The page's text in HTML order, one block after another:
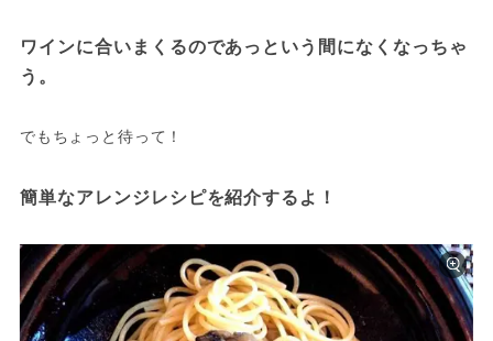
ワインに合いまくるのであっという間になくなっちゃ
う。
でもちょっと待って！